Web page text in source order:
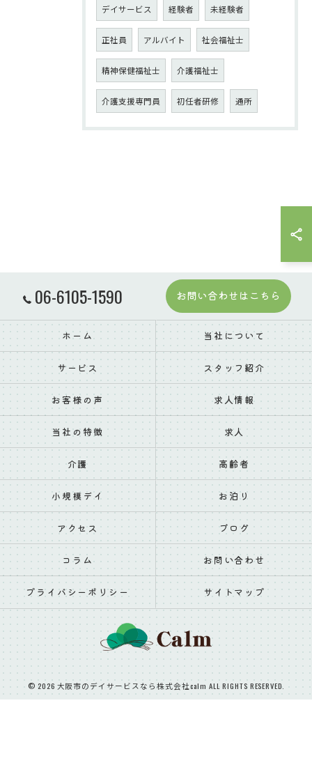
デイサービス 経験者 未経験者
正社員 アルバイト 社会福祉士
精神保健福祉士 介護福祉士
介護支援専門員 初任者研修 通所
06-6105-1590 お問い合わせはこちら
ホーム 当社について
サービス スタッフ紹介
お客様の声 求人情報
当社の特徴 求人
介護 高齢者
小規模デイ お泊り
アクセス ブログ
コラム お問い合わせ
プライバシーポリシー サイトマップ
© 2026 大阪市のデイサービスなら株式会社calm ALL RIGHTS RESERVED.